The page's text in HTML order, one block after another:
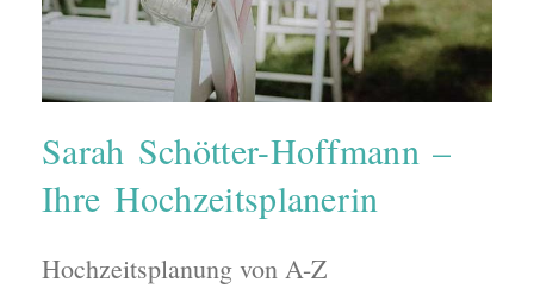
Sarah Schötter-Hoffmann –
Ihre Hochzeitsplanerin
Hochzeitsplanung von A-Z